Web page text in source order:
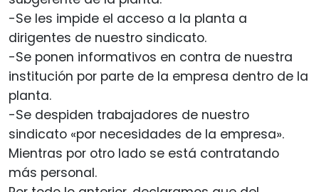
-Se les impide el acceso a la planta a
dirigentes de nuestro sindicato.
-Se ponen informativos en contra de nuestra
institución por parte de la empresa dentro de la
planta.
-Se despiden trabajadores de nuestro
sindicato «por necesidades de la empresa».
Mientras por otro lado se está contratando
más personal.